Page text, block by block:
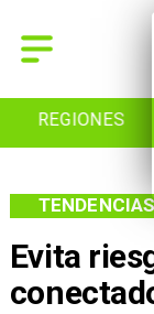
REGIONES
Evita